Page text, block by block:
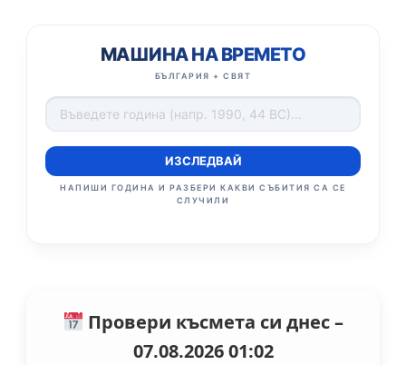
МАШИНА НА ВРЕМЕТО
БЪЛГАРИЯ + СВЯТ
ИЗСЛЕДВАЙ
НАПИШИ ГОДИНА И РАЗБЕРИ КАКВИ СЪБИТИЯ СА СЕ
СЛУЧИЛИ
Провери късмета си днес –
07.08.2026 01:02